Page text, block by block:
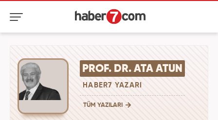
PROF. DR. ATA ATUN
HABER7 YAZARI
TÜM YAZILARI